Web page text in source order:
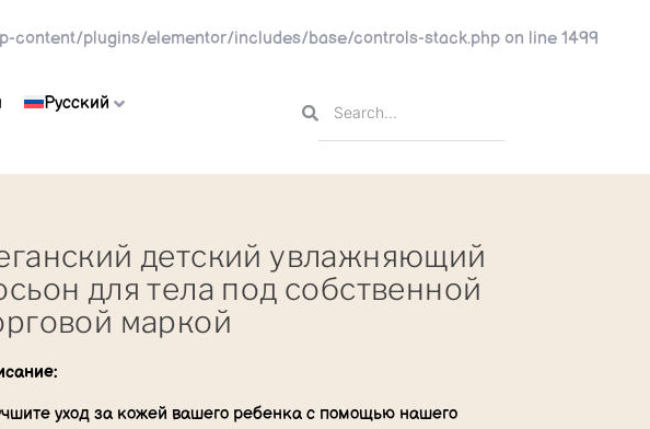
content/plugins/elementor/includes/base/controls-stack.php on line 1499
Русский
детский увлажняющий
для тела под собственной
маркой
уход за кожей вашего ребенка с помощью нашего